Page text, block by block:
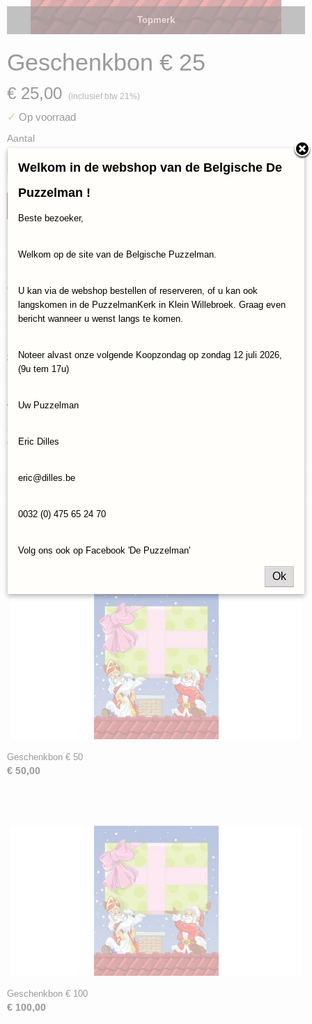
Topmerk
Geschenkbon € 25
€ 25,00 (inclusief btw 21%)
✓ Op voorraad
Aantal
Omschrijving
€150, €200)
Stap 2: betaal volgens het betaalsysteem
Gebruik van de geschenkbon :
1. online bestelling
worden.
opgebruikt wordt, passen wij de waarde aan naar het resterende
Reacties
Geschenkbon € 50
€ 50,00
Geschenkbon € 100
€ 100,00
Welkom in de webshop van de Belgische De
Puzzelman !
Beste bezoeker,
Welkom op de site van de Belgische Puzzelman.
U kan via de webshop bestellen of reserveren, of u kan ook
langskomen in de PuzzelmanKerk in Klein Willebroek. Graag even
bericht wanneer u wenst langs te komen.
Noteer alvast onze volgende Koopzondag op zondag 12 juli 2026,
(9u tem 17u)
Uw Puzzelman
Eric Dilles
eric@dilles.be
0032 (0) 475 65 24 70
Volg ons ook op Facebook 'De Puzzelman'
Ok